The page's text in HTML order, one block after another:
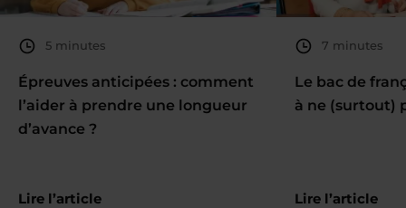
5 minutes
Épreuves anticipées : comment
l’aider à prendre une longueur
d’avance ?
Lire l’article
7 minutes
Le bac de
à ne (surtout)
Lire l’article